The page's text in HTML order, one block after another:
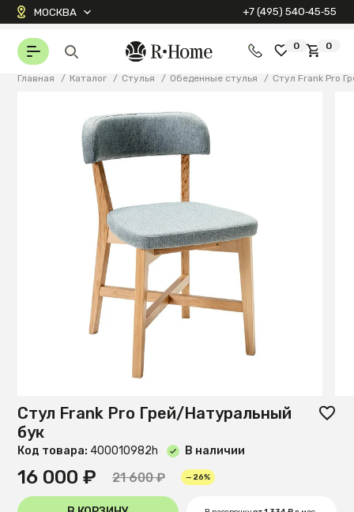
МОСКВА +7 (495) 540‑45‑55
0 0
Главная / Каталог / Стулья / Обеденные стулья / Стул Frank Pro
Стул Frank Pro Грей/Натуральный
бук
Код товара: 400010982h В наличии
16 000 ₽ 21 600 ₽ — 26%